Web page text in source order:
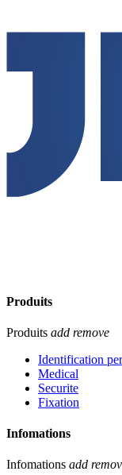
Produits
Produits add remove
Identification
Medical
Securite
Fixation
Infomations
Infomations add